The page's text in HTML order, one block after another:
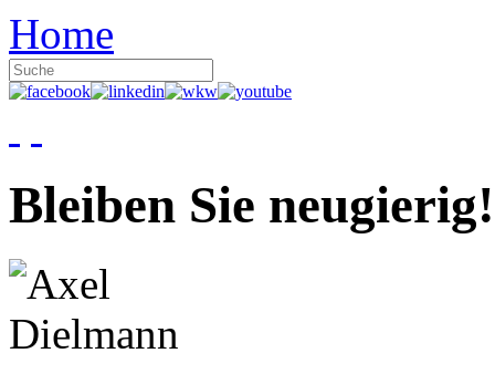
Home
Bleiben Sie neugierig!